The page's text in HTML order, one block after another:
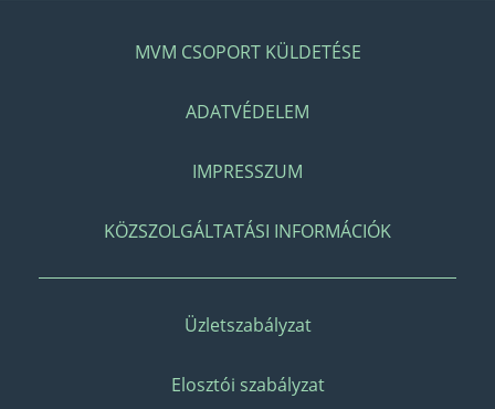
MVM CSOPORT KÜLDETÉSE
ADATVÉDELEM
IMPRESSZUM
KÖZSZOLGÁLTATÁSI INFORMÁCIÓK
Üzletszabályzat
Elosztói szabályzat